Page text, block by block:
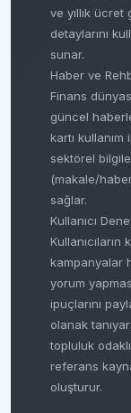
ve yıllık ücret
detaylarını
sunar.
Haber ve
Finans
güncel
kartı kullanım
sektörel
(makale/
sağlar.
Kullanıcı
Kullanıcıların
kampanyalar
yorum
ipuçlarını
olanak
topluluk
referans
oluşturur.